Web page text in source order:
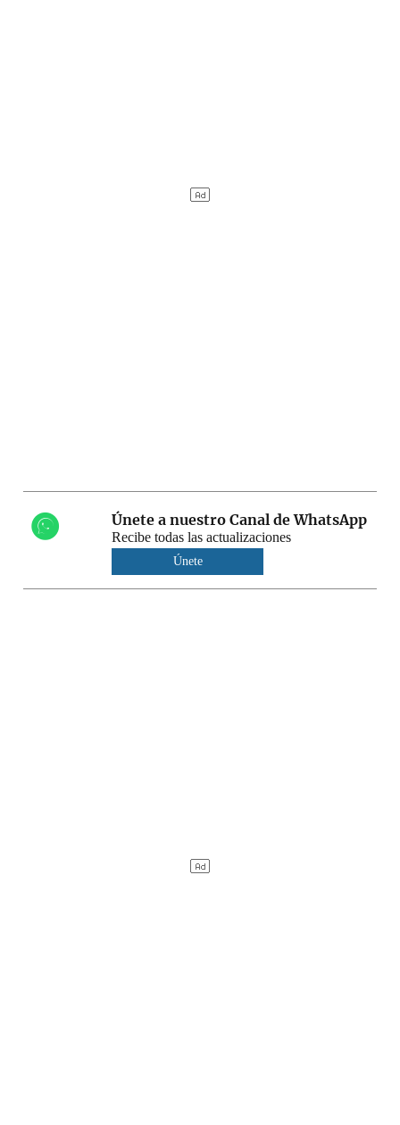
Únete a nuestro Canal de WhatsApp
Recibe todas las actualizaciones
Únete